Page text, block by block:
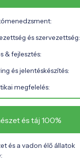
és szervezettség:
& fejlesztés:
és jelentéskészítés:
megfelelés:
és táj 100%
és a vadon élő állatok